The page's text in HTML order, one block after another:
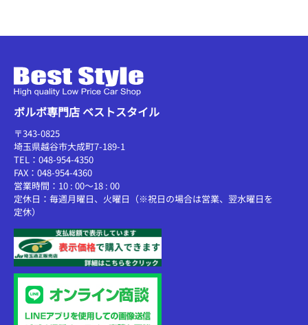
ボルボ専門店 ベストスタイル
〒343-0825
埼玉県越谷市大成町7-189-1
TEL：048-954-4350
FAX：048-954-4360
営業時間：10 : 00～18 : 00
定休日：毎週月曜日、火曜日（※祝日の場合は営業、翌水曜日を
定休）